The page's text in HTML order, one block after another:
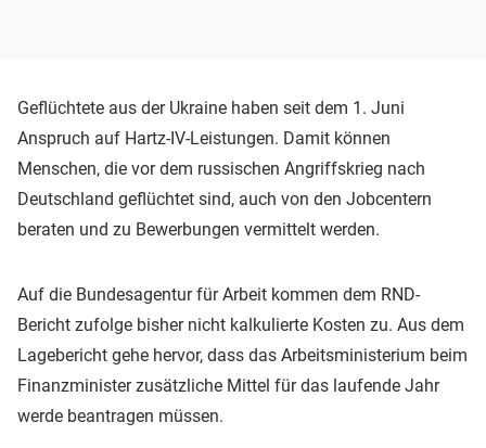
Geflüchtete aus der Ukraine haben seit dem 1. Juni
Anspruch auf Hartz-IV-Leistungen. Damit können
Menschen, die vor dem russischen Angriffskrieg nach
Deutschland geflüchtet sind, auch von den Jobcentern
beraten und zu Bewerbungen vermittelt werden.
Auf die Bundesagentur für Arbeit kommen dem RND-
Bericht zufolge bisher nicht kalkulierte Kosten zu. Aus dem
Lagebericht gehe hervor, dass das Arbeitsministerium beim
Finanzminister zusätzliche Mittel für das laufende Jahr
werde beantragen müssen.